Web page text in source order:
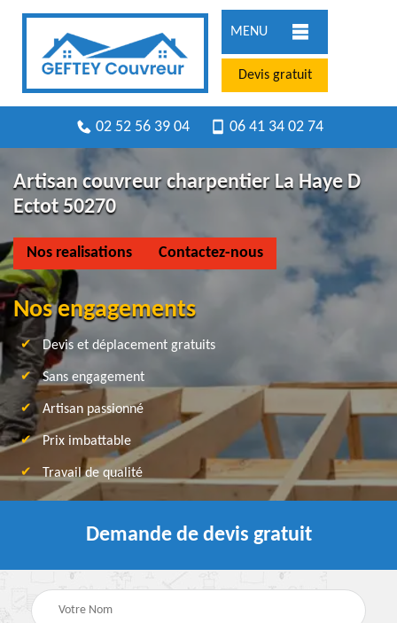
MENU
Devis gratuit
02 52 56 39 04 06 41 34 02 74
Artisan couvreur charpentier La Haye D
Ectot 50270
Nos realisations Contactez-nous
Nos engagements
Devis et déplacement gratuits
Sans engagement
Artisan passionné
Prix imbattable
Travail de qualité
Demande de devis gratuit